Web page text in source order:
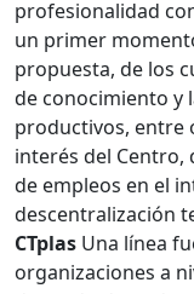
profesionalidad
un primer
propuesta, de los
de conocimiento y
productivos, entre
interés del Centro,
de empleos en el
descentralización
CTplas Una línea
organizaciones a